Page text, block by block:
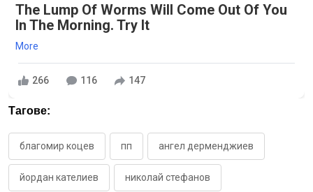
The Lump Of Worms Will Come Out Of You
In The Morning. Try It
More
266 116 147
Тагове:
благомир коцев пп ангел дерменджиев
йордан кателиев николай стефанов